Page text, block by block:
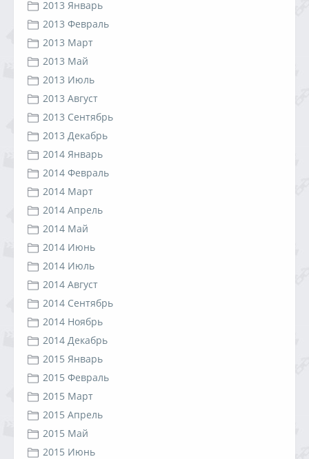
2013 Январь
2013 Февраль
2013 Март
2013 Май
2013 Июль
2013 Август
2013 Сентябрь
2013 Декабрь
2014 Январь
2014 Февраль
2014 Март
2014 Апрель
2014 Май
2014 Июнь
2014 Июль
2014 Август
2014 Сентябрь
2014 Ноябрь
2014 Декабрь
2015 Январь
2015 Февраль
2015 Март
2015 Апрель
2015 Май
2015 Июнь